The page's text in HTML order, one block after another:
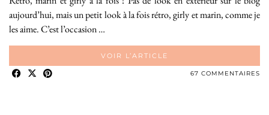
aujourd’hui, mais un petit look à la fois rétro, girly et marin, comme je
les aime. C’est l’occasion …
VOIR L’ARTICLE
67 COMMENTAIRES